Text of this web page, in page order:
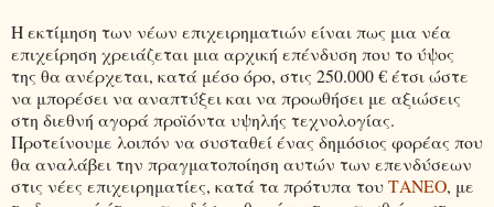
Η εκτίμηση των νέων επιχειρηματιών είναι πως μια νέα
επιχείρηση χρειάζεται μια αρχική επένδυση που το ύψος
της θα ανέρχεται, κατά μέσο όρο, στις 250.000 € έτσι ώστε
να μπορέσει να αναπτύξει και να προωθήσει με αξιώσεις
στη διεθνή αγορά προϊόντα υψηλής τεχνολογίας.
Προτείνουμε λοιπόν να συσταθεί ένας δημόσιος φορέας που
θα αναλάβει την πραγματοποίηση αυτών των επενδύσεων
στις νέες επιχειρηματίες, κατά τα πρότυπα τουΤΑΝΕΟ, με